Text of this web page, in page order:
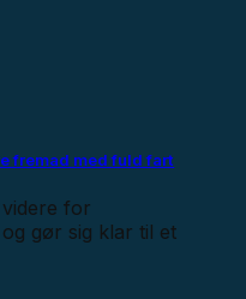
fremad med fuld fart
for
gør sig klar til et